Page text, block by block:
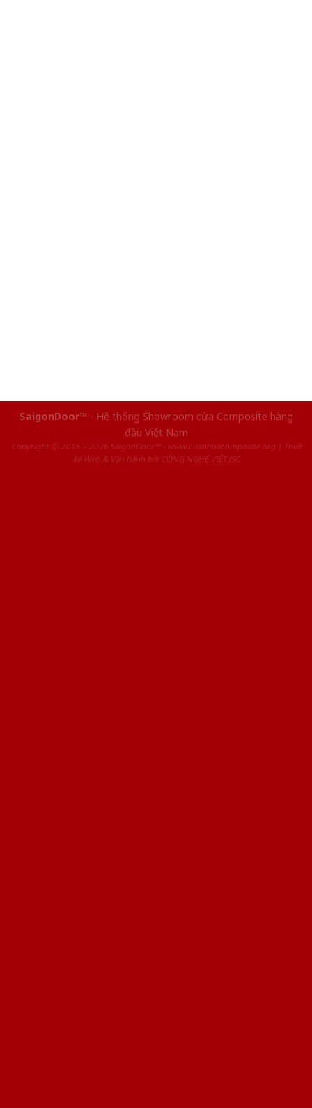
SaigonDoor™ - Hệ thống Showroom cửa Composite hàng
đầu Việt Nam
Copyright ⓒ 2016 – 2026 SaigonDoor™ - www.cuanhuacomposite.org | Thiết
kế Web & Vận hành bởi CÔNG NGHỆ VIỆT JSC